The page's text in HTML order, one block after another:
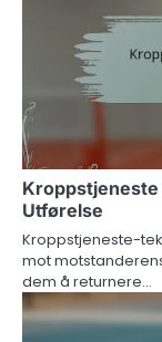
Utførelse
Kroppstjeneste-
mot
dem å returnere…